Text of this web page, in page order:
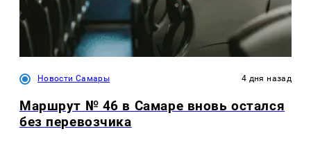
Новости Самары 4 дня назад
Маршрут № 46 в Самаре вновь остался
без перевозчика